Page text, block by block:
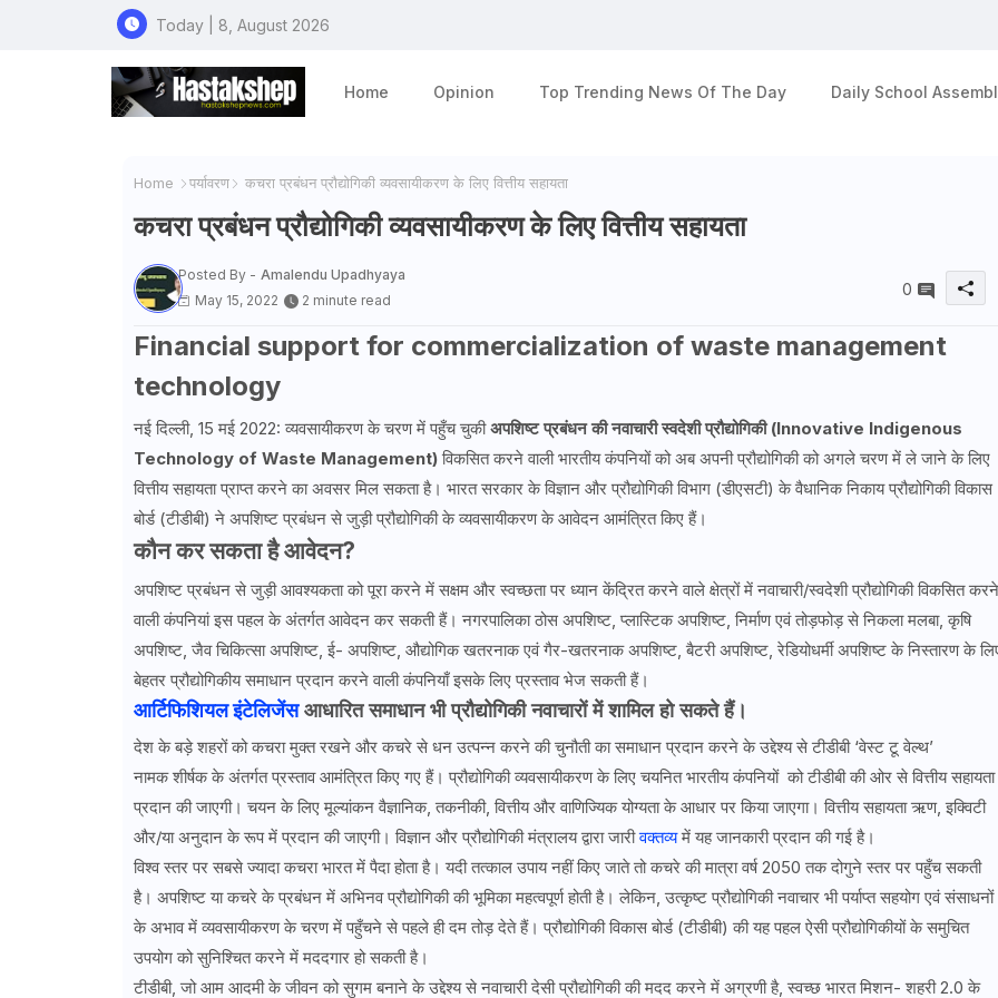
Today | 8, August 2026
Home Opinion Top Trending News Of The Day Daily School
Home पर्यावरण कचरा प्रबंधन प्रौद्योगिकी व्यवसायीकरण के लिए वित्तीय सहायता
कचरा प्रबंधन प्रौद्योगिकी व्यवसायीकरण के लिए वित्तीय सहायता
Posted By - Amalendu Upadhyaya
May 15, 2022
2 minute read
0
Financial support for commercialization of waste management
technology
नई दिल्ली, 15 मई 2022: व्यवसायीकरण के चरण में पहुँच चुकीअपशिष्ट प्रबंधन की नवाचारी स्वदेशी प्रौद्योगिकी(Innovative Indigenous
Technology of Waste Management)विकसित करने वाली भारतीय कंपनियों को अब अपनी प्रौद्योगिकी को अगले चरण में ले जाने के लिए
वित्तीय सहायता प्राप्त करने का अवसर मिल सकता है। भारत सरकार के विज्ञान और प्रौद्योगिकी विभाग (डीएसटी) के वैधानिक निकाय प्रौद्योगिकी विकास
बोर्ड (टीडीबी) ने अपशिष्ट प्रबंधन से जुड़ी प्रौद्योगिकी के व्यवसायीकरण के आवेदन आमंत्रित किए हैं।
कौन कर सकता है आवेदन?
अपशिष्ट प्रबंधन से जुड़ी आवश्यकता को पूरा करने में सक्षम और स्वच्छता पर ध्यान केंद्रित करने वाले क्षेत्रों में नवाचारी/स्वदेशी प्रौद्योगिकी विकसित करने
वाली कंपनियां इस पहल के अंतर्गत आवेदन कर सकती हैं। नगरपालिका ठोस अपशिष्ट, प्लास्टिक अपशिष्ट, निर्माण एवं तोड़फोड़ से निकला मलबा, कृषि
अपशिष्ट, जैव चिकित्सा अपशिष्ट, ई- अपशिष्ट, औद्योगिक खतरनाक एवं गैर-खतरनाक अपशिष्ट, बैटरी अपशिष्ट, रेडियोधर्मी अपशिष्ट के निस्तारण के
बेहतर प्रौद्योगिकीय समाधान प्रदान करने वाली कंपनियाँ इसके लिए प्रस्ताव भेज सकती हैं।
आर्टिफिशियल इंटेलिजेंसआधारित समाधान भी प्रौद्योगिकी नवाचारों में शामिल हो सकते हैं।
देश के बड़े शहरों को कचरा मुक्त रखने और कचरे से धन उत्पन्न करने की चुनौती का समाधान प्रदान करने के उद्देश्य से टीडीबी ‘वेस्ट टू वेल्थ’
नामक शीर्षक के अंतर्गत प्रस्ताव आमंत्रित किए गए हैं। प्रौद्योगिकी व्यवसायीकरण के लिए चयनित भारतीय कंपनियों को टीडीबी की ओर से वित्तीय सहायता
प्रदान की जाएगी। चयन के लिए मूल्यांकन वैज्ञानिक, तकनीकी, वित्तीय और वाणिज्यिक योग्यता के आधार पर किया जाएगा। वित्तीय सहायता ऋण, इक्विटी
और/या अनुदान के रूप में प्रदान की जाएगी। विज्ञान और प्रौद्योगिकी मंत्रालय द्वारा जारीवक्तव्यमें यह जानकारी प्रदान की गई है।
विश्व स्तर पर सबसे ज्यादा कचरा भारत में पैदा होता है। यदी तत्काल उपाय नहीं किए जाते तो कचरे की मात्रा वर्ष 2050 तक दोगुने स्तर पर पहुँच सकती
है। अपशिष्ट या कचरे के प्रबंधन में अभिनव प्रौद्योगिकी की भूमिका महत्वपूर्ण होती है। लेकिन, उत्कृष्ट प्रौद्योगिकी नवाचार भी पर्याप्त सहयोग एवं संसाधनों
के अभाव में व्यवसायीकरण के चरण में पहुँचने से पहले ही दम तोड़ देते हैं। प्रौद्योगिकी विकास बोर्ड (टीडीबी) की यह पहल ऐसी प्रौद्योगिकीयों के समुचित
उपयोग को सुनिश्चित करने में मददगार हो सकती है।
टीडीबी, जो आम आदमी के जीवन को सुगम बनाने के उद्देश्य से नवाचारी देसी प्रौद्योगिकी की मदद करने में अग्रणी है, स्वच्छ भारत मिशन- शहरी 2.0 के